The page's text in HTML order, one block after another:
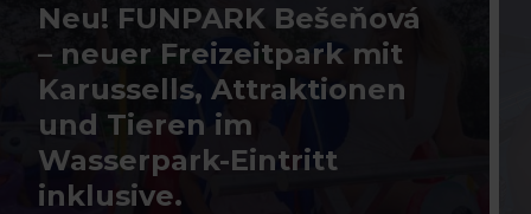
Neu! FUNPARK Bešeňová
– neuer Freizeitpark mit
Karussells, Attraktionen
und Tieren im
Wasserpark-Eintritt
inklusive.